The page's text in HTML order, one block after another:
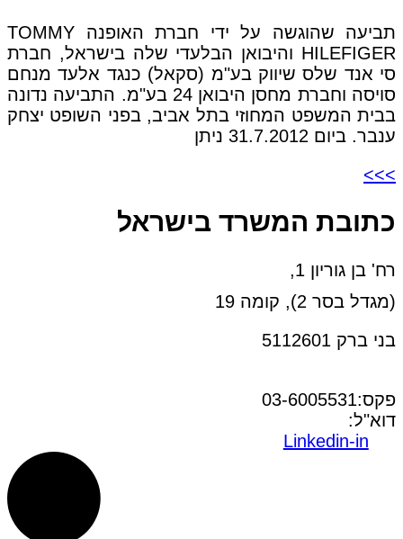
תביעה שהוגשה על ידי חברת האופנה TOMMY
HILEFIGER והיבואן הבלעדי שלה בישראל, חברת
סי אנד שלס שיווק בע"מ (סקאל) כנגד אלעד מנחם
סויסה וחברת מחסן היבואן 24 בע"מ. התביעה נדונה
בבית המשפט המחוזי בתל אביב, בפני השופט יצחק
ענבר. ביום 31.7.2012 ניתן
>>>
כתובת המשרד בישראל
רח' בן גוריון 1,
(מגדל בסר 2), קומה 19
בני ברק 5112601
פקס:03-6005531
דוא"ל:
Linkedin-in